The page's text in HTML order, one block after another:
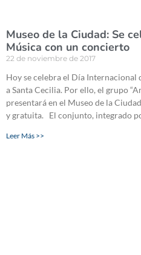
Museo de la Ciudad: Se
Música con un concierto
22 de noviembre de 2017
Hoy se celebra el Día Internacional
a Santa Cecilia. Por ello, el grupo
presentará en el Museo de la
y gratuita. El conjunto, integrado
Leer Más >>